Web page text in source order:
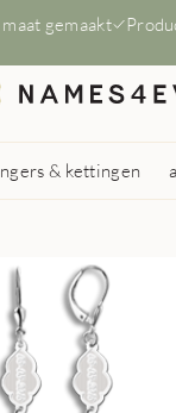
gemaakt
& kettingen